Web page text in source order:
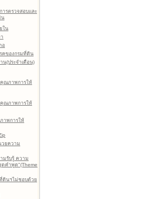
ารตรวจสอบและ
น
ใน
อ
คของกรมที่ดิน
น(ประจำเดือน)
ณภาพการให้
ณภาพการให้
าพการให้
วยความ
มรับรู้ ความ
ดคำพูด"(Theme
ดินฯไม่ชอบด้วย